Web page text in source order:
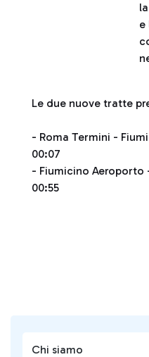
Chi siamo
e
Le due nuove tratte
- Roma Termini -
00:07
- Fiumicino Aeroporto
00:55